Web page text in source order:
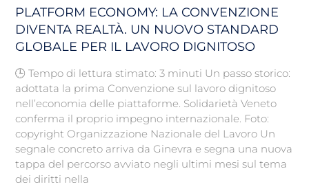
PLATFORM ECONOMY: LA CONVENZIONE
DIVENTA REALTÀ. UN NUOVO STANDARD
GLOBALE PER IL LAVORO DIGNITOSO
🕒 Tempo di lettura stimato: 3 minuti Un passo storico:
adottata la prima Convenzione sul lavoro dignitoso
nell’economia delle piattaforme. Solidarietà Veneto
conferma il proprio impegno internazionale. Foto:
copyright Organizzazione Nazionale del Lavoro Un
segnale concreto arriva da Ginevra e segna una nuova
tappa del percorso avviato negli ultimi mesi sul tema
dei diritti nella